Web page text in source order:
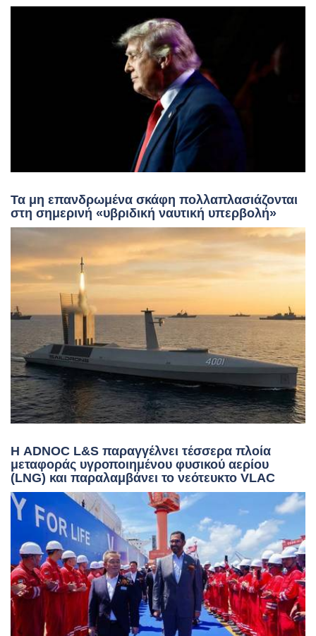
Τα μη επανδρωμένα σκάφη πολλαπλασιάζονται
στη σημερινή «υβριδική ναυτική υπερβολή»
Η ADNOC L&S παραγγέλνει τέσσερα πλοία
μεταφοράς υγροποιημένου φυσικού αερίου
(LNG) και παραλαμβάνει το νεότευκτο VLAC